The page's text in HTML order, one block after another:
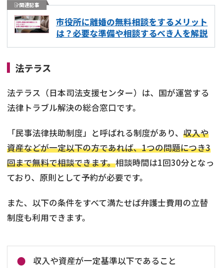
関連記事
市役所に離婚の無料相談をするメリット
は？必要な準備や相談するべき人を解説
法テラス
法テラス（日本司法支援センター）は、国が運営する
法律トラブル解決の総合窓口です。
「民事法律扶助制度」と呼ばれる制度があり、 収入や
資産などが一定以下の方であれば、1つの問題につき3
回まで無料で相談できます。相談時間は1回30分となっ
ており、原則として予約が必要です。
また、以下の条件をすべて満たせば弁護士費用の立替
制度も利用できます。
収入や資産が一定基準以下であること